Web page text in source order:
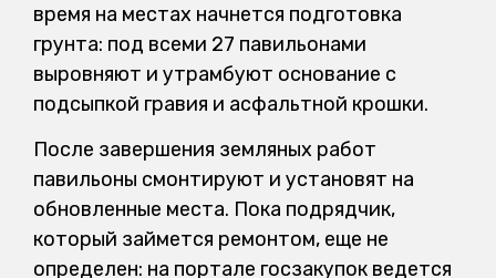
время на местах начнется подготовка
грунта: под всеми 27 павильонами
выровняют и утрамбуют основание с
подсыпкой гравия и асфальтной крошки.
После завершения земляных работ
павильоны смонтируют и установят на
обновленные места. Пока подрядчик,
который займется ремонтом, еще не
определен: на портале госзакупок ведется